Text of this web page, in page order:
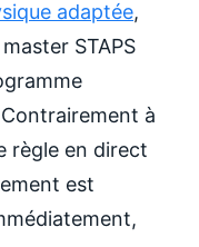
adaptée,
STAPS
à
règle en direct
est